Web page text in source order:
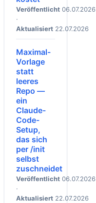
Veröffentlicht 06.07.2026
·
Aktualisiert 22.07.2026
Maximal-
Vorlage
statt
leeres
Repo —
ein
Claude-
Code-
Setup,
das sich
per /init
selbst
zuschneidet
Veröffentlicht 06.07.2026
·
Aktualisiert 22.07.2026